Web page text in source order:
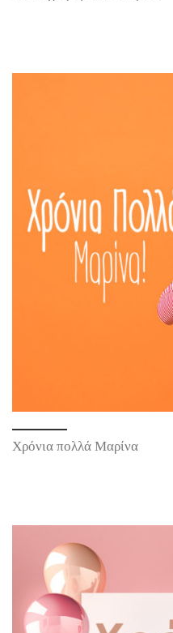
Χρόνια πολλά Μαρίνα